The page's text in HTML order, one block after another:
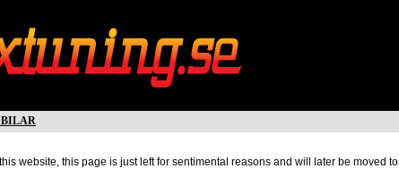
website, this page is just left for sentimental reasons and will later be moved to